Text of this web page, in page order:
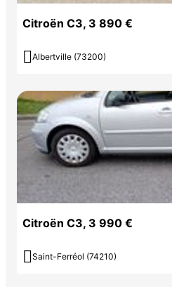
Citroën C3, 3 890 €
 Albertville (73200)
Citroën C3, 3 990 €
 Saint-Ferréol (74210)